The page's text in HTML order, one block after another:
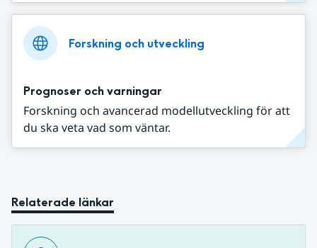
Forskning och utveckling
Prognoser och varningar
Forskning och avancerad modellutveckling för att
du ska veta vad som väntar.
Relaterade länkar